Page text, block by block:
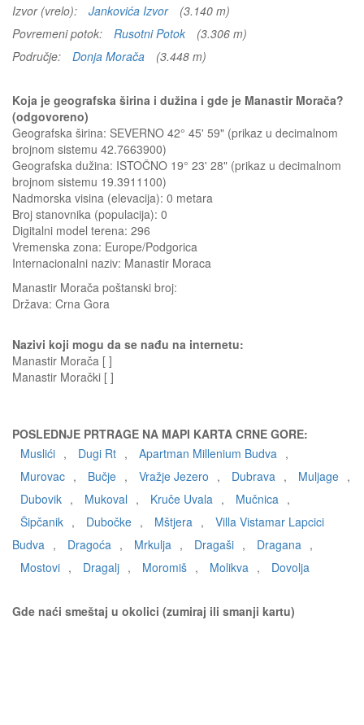
Izvor (vrelo):
Jankovića Izvor
(3.140 m)
Povremeni potok:
Rusotni Potok
(3.306 m)
Područje:
Donja Morača (3.448 m)
Koja je geografska širina i dužina i gde je Manastir Morača?
(odgovoreno)
Geografska širina: SEVERNO 42° 45' 59" (prikaz u decimalnom
brojnom sistemu 42.7663900)
Geografska dužina: ISTOČNO 19° 23' 28" (prikaz u decimalnom
brojnom sistemu 19.3911100)
Nadmorska visina (elevacija): 0 metara
Broj stanovnika (populacija): 0
Digitalni model terena: 296
Vremenska zona: Europe/Podgorica
Internacionalni naziv: Manastir Moraca
Manastir Morača poštanski broj:
Država: Crna Gora
Nazivi koji mogu da se nađu na internetu:
Manastir Morača [ ]
Manastir Morački [ ]
POSLEDNJE PRTRAGE NA MAPI KARTA CRNE GORE:
Muslići , Dugi Rt , Apartman Millenium Budva ,
Murovac , Bučje , Vražje Jezero , Dubrava , Muljage ,
Dubovik , Mukoval , Kruče Uvala , Mučnica ,
Šipčanik , Dubočke , Mštjera ,
Villa Vistamar Lapcici
Budva , Dragoća , Mrkulja , Dragaši , Dragana ,
Mostovi , Dragalj , Moromiš , Molikva , Dovolja
Gde naći smeštaj u okolici (zumiraj ili smanji kartu)